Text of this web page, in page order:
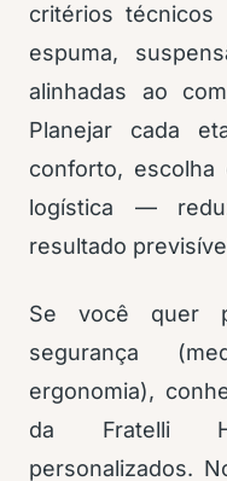
critérios técnicos
espuma,
alinhadas ao
Planejar cada
conforto,
logística —
resultado
Se você quer
segurança
ergonomia),
da Fratelli
personalizados.